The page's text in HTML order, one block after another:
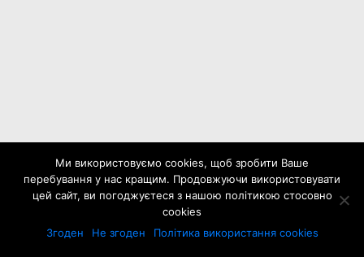
Ми використовуємо cookies, щоб зробити Ваше
перебування у нас кращим. Продовжуючи використовувати
цей сайт, ви погоджуєтеся з нашою політикою стосовно
cookies
Згоден
Не згоден Політика використання cookies